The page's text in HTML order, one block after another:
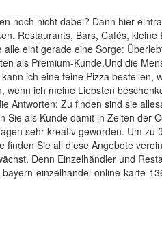
noch nicht dabei? Dann hier
Restaurants, Bars, Cafés, kleine
eint gerade eine Sorge:
als Premium-Kunde.Und die
ich eine feine Pizza bestellen,
ich meine Liebsten
Antworten: Zu finden sind sie
Sie als Kunde damit in Zeiten der
sehr kreativ geworden. Um zu
Sie all diese Angebote
Denn Einzelhändler und
einzelhandel-online-karte-